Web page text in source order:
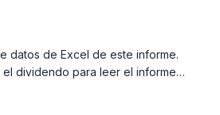
datos de Excel de este informe.
dividendo para leer el informe